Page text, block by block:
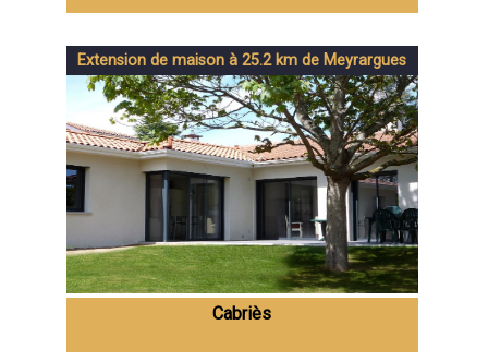
Extension de maison à 25.2 km de Meyrargues
Cabriès